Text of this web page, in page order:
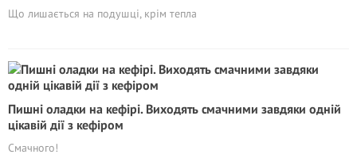
Що лишається на подушці, крім тепла
Пишні оладки на кефірі. Виходять смачними завдяки одній
цікавій дії з кефіром
Смачного!